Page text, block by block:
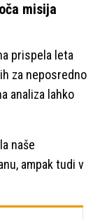
misija
prispela leta
za neposredno
analiza lahko
naše
ampak tudi v